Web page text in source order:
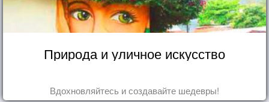
Природа и уличное искусство
Вдохновляйтесь и создавайте шедевры!